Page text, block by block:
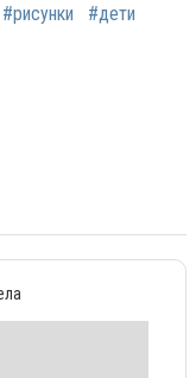
#рисунки #дети